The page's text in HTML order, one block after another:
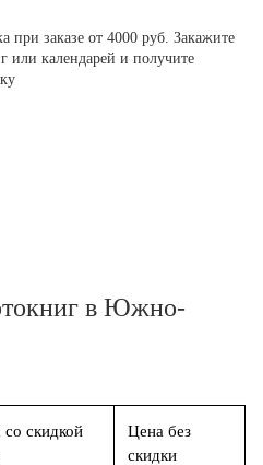
при заказе от 4000 руб. Закажите
или календарей и получите
в Южно-
скидкой
Цена без
скидки